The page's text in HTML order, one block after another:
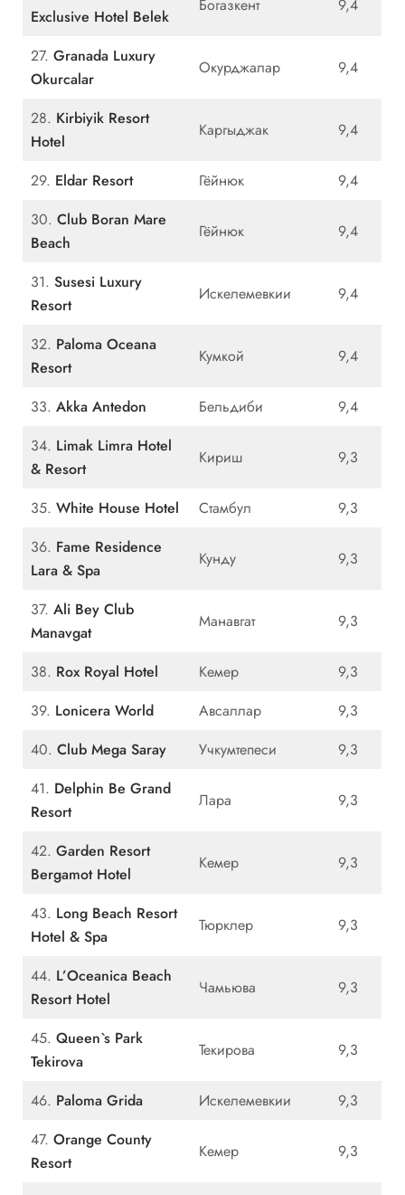
Exclusive Hotel Belek
Богазкент 9,4
27. Granada Luxury
Okurcalar
Окурджалар 9,4
28. Kirbiyik Resort
Hotel
Каргыджак 9,4
29. Eldar Resort Гёйнюк
9,4
30. Club Boran Mare
Beach
Гёйнюк 9,4
31. Susesi Luxury
Resort
Искелемевкии 9,4
32. Paloma Oceana
Resort
Кумкой 9,4
33. Akka Antedon Бельдиби
9,4
34. Limak Limra Hotel
& Resort
Кириш 9,3
35. White House Hotel Стамбул
9,3
36. Fame Residence
Lara & Spa
Кунду 9,3
37. Ali Bey Club
Manavgat
Манавгат 9,3
38. Rox Royal Hotel Кемер
9,3
39. Lonicera World Авсаллар
9,3
40. Club Mega Saray Учкумтепеси
9,3
41. Delphin Be Grand
Resort
Лара 9,3
42. Garden Resort
Bergamot Hotel
Кемер 9,3
43. Long Beach Resort
Hotel & Spa
Тюрклер 9,3
44. L’Oceanica Beach
Resort Hotel
Чамьюва 9,3
45. Queen`s Park
Tekirova
Текирова 9,3
46. Paloma Grida Искелемевкии
9,3
47. Orange County
Resort
Кемер 9,3